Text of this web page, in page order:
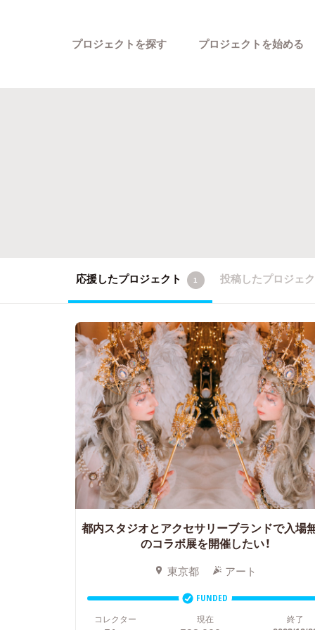
プロジェクトを探す プロジェクトを始める
応援したプロジェクト 1 投稿したプロジェ
都内スタジオとアクセサリーブランドで入場
のコラボ展を開催したい！
東京都 アート
FUNDED
コレクター
現在 終了